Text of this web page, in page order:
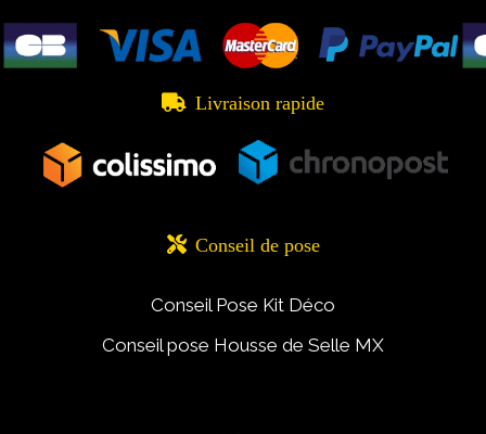
 Livraison rapide
 Conseil de pose
Conseil Pose Kit Déco
Conseil pose Housse de Selle MX